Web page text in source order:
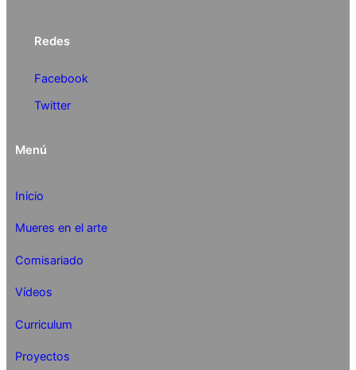
Redes
Facebook
Twitter
Menú
Inicio
Mueres en el arte
Comisariado
Vídeos
Curriculum
Proyectos